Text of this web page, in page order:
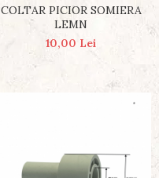
COLTAR PICIOR SOMIERA
LEMN
10,00 Lei